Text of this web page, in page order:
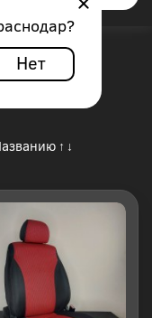
?
Нет
/ Kia Forte
↑ ↓